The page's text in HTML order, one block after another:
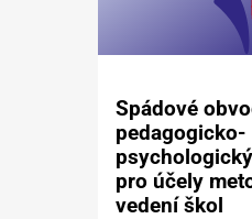
Spádové
pedagogicko-
pro účely
vedení škol